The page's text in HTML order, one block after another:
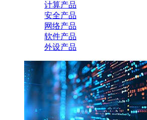
计算产品
安全产品
网络产品
软件产品
外设产品